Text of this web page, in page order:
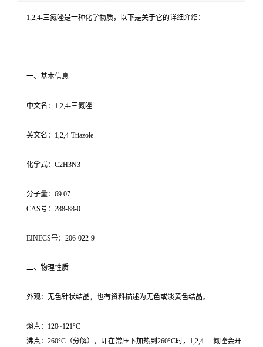
1,2,4-三氮唑是一种化学物质，以下是关于它的详细介绍：
一、基本信息
中文名：1,2,4-三氮唑
英文名：1,2,4-Triazole
化学式：C2H3N3
分子量：69.07
CAS号：288-88-0
EINECS号：206-022-9
二、物理性质
外观：无色针状结晶，也有资料描述为无色或淡黄色结晶。
熔点：120~121°C
沸点：260°C（分解），即在常压下加热到260°C时，1,2,4-三氮唑会开